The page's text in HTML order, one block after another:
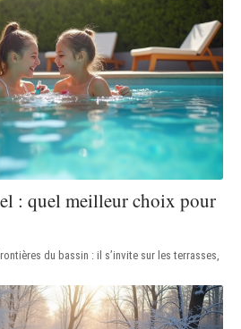
: quel meilleur choix pour
du bassin : il s’invite sur les terrasses,